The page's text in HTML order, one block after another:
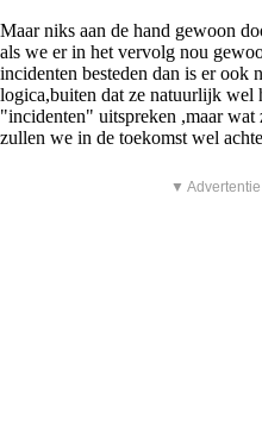
Maar niks aan de hand gewoon
als we er in het vervolg nou
incidenten besteden dan is er
logica,buiten dat ze natuurlijk wel
"incidenten" uitspreken ,maar
zullen we in de toekomst wel
▼